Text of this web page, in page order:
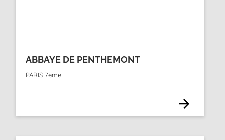
ABBAYE DE PENTHEMONT
PARIS 7ème